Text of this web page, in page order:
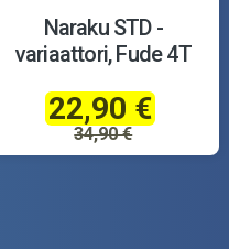
Naraku STD -
variaattori, Fude 4T
22,90 €
34,90 €